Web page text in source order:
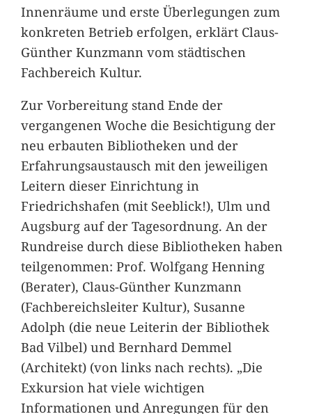
Innenräume und erste Überlegungen zum
konkreten Betrieb erfolgen, erklärt Claus-
Günther Kunzmann vom städtischen
Fachbereich Kultur.
Zur Vorbereitung stand Ende der
vergangenen Woche die Besichtigung der
neu erbauten Bibliotheken und der
Erfahrungsaustausch mit den jeweiligen
Leitern dieser Einrichtung in
Friedrichshafen (mit Seeblick!), Ulm und
Augsburg auf der Tagesordnung. An der
Rundreise durch diese Bibliotheken haben
teilgenommen: Prof. Wolfgang Henning
(Berater), Claus-Günther Kunzmann
(Fachbereichsleiter Kultur), Susanne
Adolph (die neue Leiterin der Bibliothek
Bad Vilbel) und Bernhard Demmel
(Architekt) (von links nach rechts). „Die
Exkursion hat viele wichtigen
Informationen und Anregungen für den